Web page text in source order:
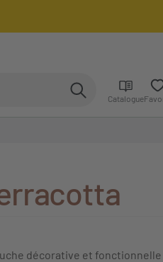
Catalogue
décorative et fonctionnelle